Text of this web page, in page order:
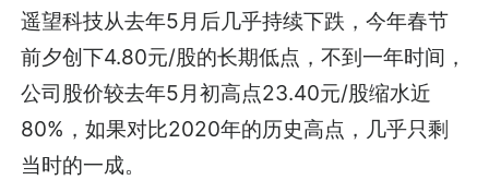
遥望科技从去年5月后几乎持续下跌，今年春节
前夕创下4.80元/股的长期低点，不到一年时间，
公司股价较去年5月初高点23.40元/股缩水近
80%，如果对比2020年的历史高点，几乎只剩
当时的一成。